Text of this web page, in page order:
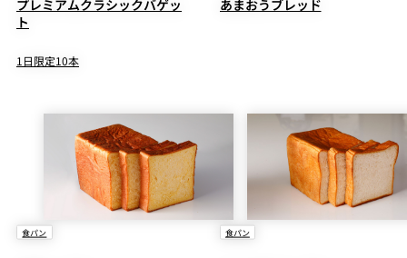
プレミアムクラシックバゲッ
ト
1日限定10本
あまおうブレッド
食パン 食パン